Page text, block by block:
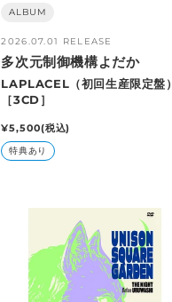
ALBUM
2026.07.01 RELEASE
販
売
元:
多次元制御機構よだか
LAPLACEL（初回生産限定盤）
［3CD］
通
常
価
¥5,500(税込)
特典あり